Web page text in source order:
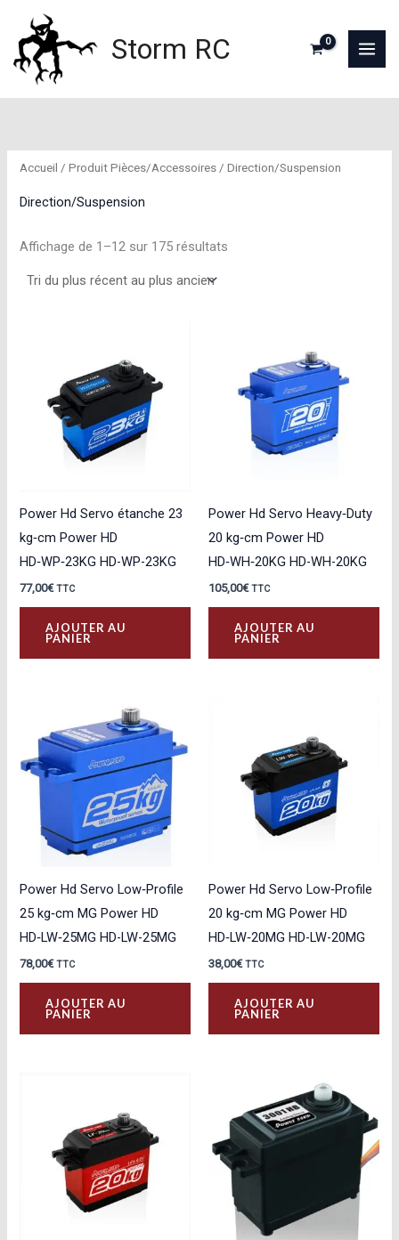
contenu
Storm RC
Accueil / Produit Pièces/Accessoires / Direction/Suspension
Direction/Suspension
Affichage de 1–12 sur 175 résultats
Power Hd Servo étanche 23
kg‑cm Power HD
HD‑WP‑23KG HD-WP-23KG
77,00€ TTC
AJOUTER AU
PANIER
Power Hd Servo Heavy‑Duty
20 kg‑cm Power HD
HD‑WH‑20KG HD-WH-20KG
105,00€ TTC
AJOUTER AU
PANIER
Power Hd Servo Low‑Profile
25 kg‑cm MG Power HD
HD‑LW‑25MG HD-LW-25MG
78,00€ TTC
AJOUTER AU
PANIER
Power Hd Servo Low‑Profile
20 kg‑cm MG Power HD
HD‑LW‑20MG HD-LW-20MG
38,00€ TTC
AJOUTER AU
PANIER